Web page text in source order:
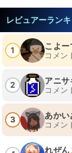
レビュアーラン
1 こよー
コメン
2 アニサ
コメン
3 あかい
コメン
れぜん